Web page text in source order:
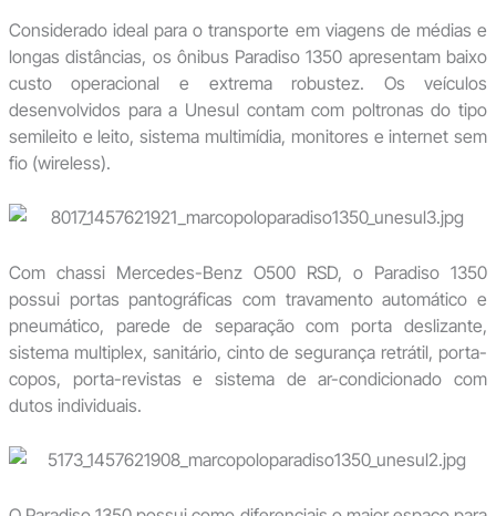
Considerado ideal para o transporte em viagens de médias e
longas distâncias, os ônibus Paradiso 1350 apresentam baixo
custo operacional e extrema robustez. Os veículos
desenvolvidos para a Unesul contam com poltronas do tipo
semileito e leito, sistema multimídia, monitores e internet sem
fio (wireless).
Com chassi Mercedes-Benz O500 RSD, o Paradiso 1350
possui portas pantográficas com travamento automático e
pneumático, parede de separação com porta deslizante,
sistema multiplex, sanitário, cinto de segurança retrátil, porta-
copos, porta-revistas e sistema de ar-condicionado com
dutos individuais.